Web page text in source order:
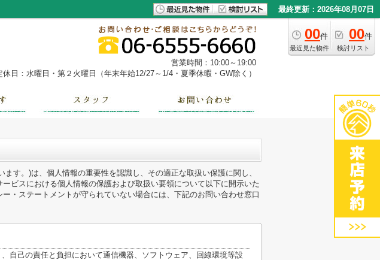
最終更新：2026年08月07日
00件
最近見た物件
00件
検討リスト
営業時間：10:00～19:00
休日：水曜日・第２火曜日（年末年始12/27～1/4・夏季休暇・GW除く）
ます。)は、個人情報の重要性を認識し、その適正な取扱い保護に関し、
ビスにおける個人情報の保護および取扱い要領について以下に開示いた
・ステートメントが守られていない場合には、下記のお問い合わせ窓口
、自己の責任と負担において通信機器、ソフトウェア、回線環境等設